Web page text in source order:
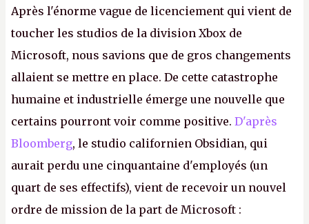
Après l'énorme vague de licenciement qui vient de
toucher les studios de la division Xbox de
Microsoft, nous savions que de gros changements
allaient se mettre en place. De cette catastrophe
humaine et industrielle émerge une nouvelle que
certains pourront voir comme positive. D'après
Bloomberg, le studio californien Obsidian, qui
aurait perdu une cinquantaine d'employés (un
quart de ses effectifs), vient de recevoir un nouvel
ordre de mission de la part de Microsoft :